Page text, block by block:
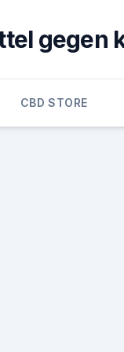
gegen
CBD STORE